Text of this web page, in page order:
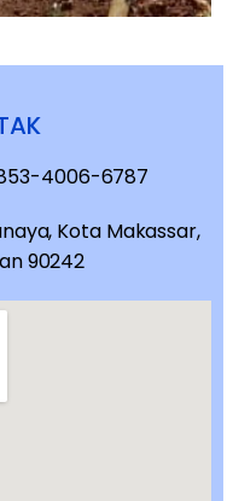
4006-6787
Kota Makassar,
90242